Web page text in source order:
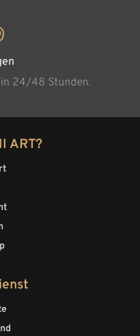
24/48 Stunden.
ART?